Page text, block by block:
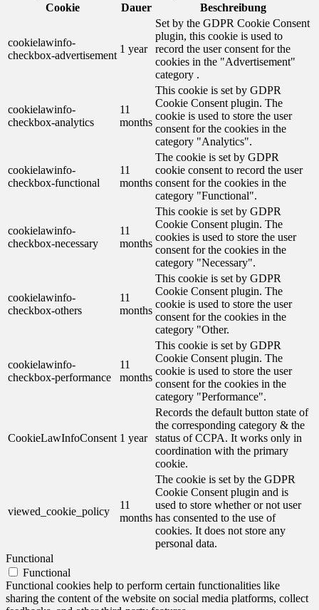
Cookie
Dauer Beschreibung
cookielawinfo-
checkbox-advertisement
1 year
Set by the GDPR Cookie Consent
plugin, this cookie is used to
record the user consent for the
cookies in the "Advertisement"
category .
cookielawinfo-
checkbox-analytics
11
months
This cookie is set by GDPR
Cookie Consent plugin. The
cookie is used to store the user
consent for the cookies in the
category "Analytics".
cookielawinfo-
checkbox-functional
11
months
The cookie is set by GDPR
cookie consent to record the user
consent for the cookies in the
category "Functional".
cookielawinfo-
checkbox-necessary
11
months
This cookie is set by GDPR
Cookie Consent plugin. The
cookies is used to store the user
consent for the cookies in the
category "Necessary".
cookielawinfo-
checkbox-others
11
months
This cookie is set by GDPR
Cookie Consent plugin. The
cookie is used to store the user
consent for the cookies in the
category "Other.
cookielawinfo-
checkbox-performance
11
months
This cookie is set by GDPR
Cookie Consent plugin. The
cookie is used to store the user
consent for the cookies in the
category "Performance".
CookieLawInfoConsent 1 year
Records the default button state of
the corresponding category & the
status of CCPA. It works only in
coordination with the primary
cookie.
viewed_cookie_policy
11
months
The cookie is set by the GDPR
Cookie Consent plugin and is
used to store whether or not user
has consented to the use of
cookies. It does not store any
personal data.
Functional
Functional
Functional cookies help to perform certain functionalities like
sharing the content of the website on social media platforms, collect